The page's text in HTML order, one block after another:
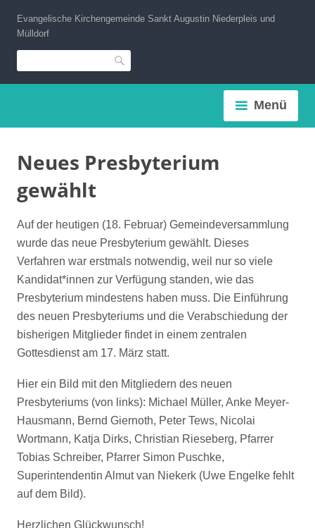
Inhalt
springen
Evangelische Kirchengemeinde Sankt Augustin Niederpleis und
Mülldorf
Suche
Menü
Neues Presbyterium
gewählt
Auf der heutigen (18. Februar) Gemeindeversammlung
wurde das neue Presbyterium gewählt. Dieses
Verfahren war erstmals notwendig, weil nur so viele
Kandidat*innen zur Verfügung standen, wie das
Presbyterium mindestens haben muss. Die Einführung
des neuen Presbyteriums und die Verabschiedung der
bisherigen Mitglieder findet in einem zentralen
Gottesdienst am 17. März statt.
Hier ein Bild mit den Mitgliedern des neuen
Presbyteriums (von links): Michael Müller, Anke Meyer-
Hausmann, Bernd Giernoth, Peter Tews, Nicolai
Wortmann, Katja Dirks, Christian Rieseberg, Pfarrer
Tobias Schreiber, Pfarrer Simon Puschke,
Superintendentin Almut van Niekerk (Uwe Engelke fehlt
auf dem Bild).
Herzlichen Glückwunsch!